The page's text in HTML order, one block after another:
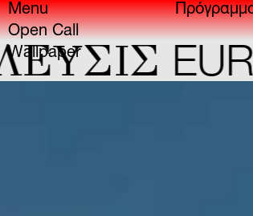
Menu
Open Call
Wallpaper